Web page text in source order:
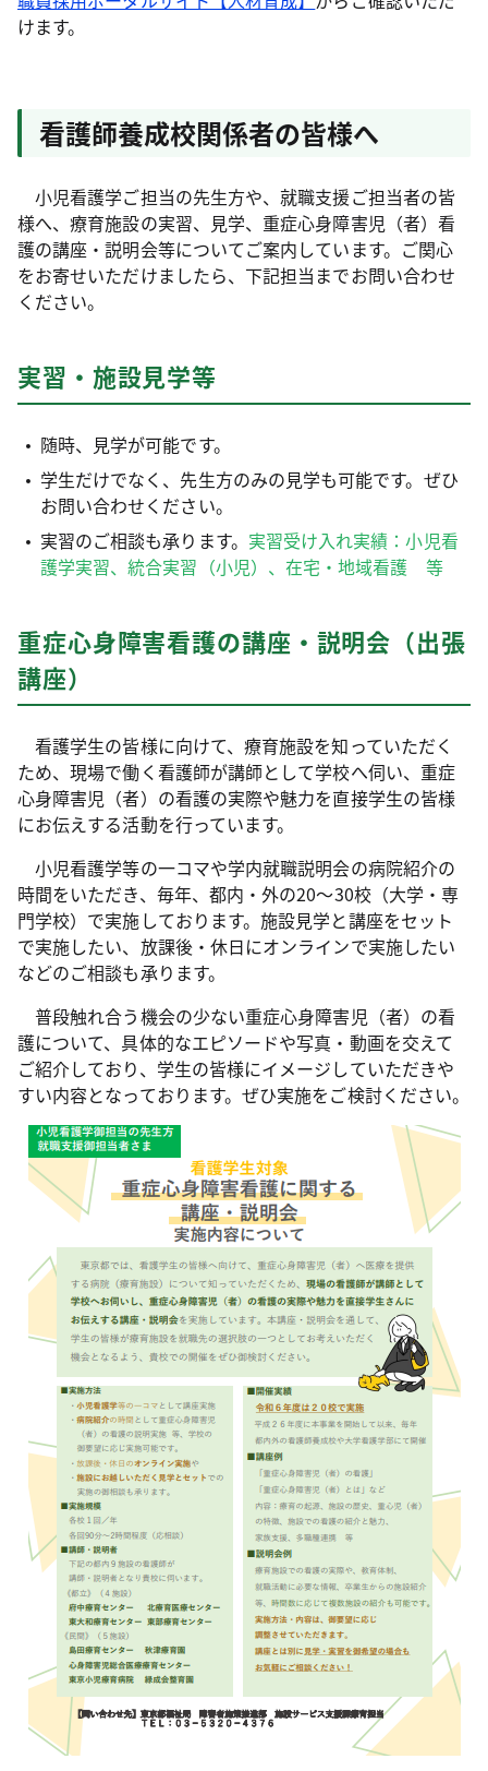
けます。
看護師養成校関係者の皆様へ
小児看護学ご担当の先生方や、就職支援ご担当者の皆
様へ、療育施設の実習、見学、重症心身障害児（者）看
護の講座・説明会等についてご案内しています。ご関心
をお寄せいただけましたら、下記担当までお問い合わせ
ください。
実習・施設見学等
随時、見学が可能です。
学生だけでなく、先生方のみの見学も可能です。ぜひ
お問い合わせください。
実習のご相談も承ります。 実習受け入れ実績：小児看
護学実習、統合実習（小児）、在宅・地域看護 等
重症心身障害看護の講座・説明会（出張
講座）
看護学生の皆様に向けて、療育施設を知っていただく
ため、現場で働く看護師が講師として学校へ伺い、重症
心身障害児（者）の看護の実際や魅力を直接学生の皆様
にお伝えする活動を行っています。
小児看護学等の一コマや学内就職説明会の病院紹介の
時間をいただき、毎年、都内・外の20～30校（大学・専
門学校）で実施しております。施設見学と講座をセット
で実施したい、放課後・休日にオンラインで実施したい
などのご相談も承ります。
普段触れ合う機会の少ない重症心身障害児（者）の看
護について、具体的なエピソードや写真・動画を交えて
ご紹介しており、学生の皆様にイメージしていただきや
すい内容となっております。ぜひ実施をご検討ください。